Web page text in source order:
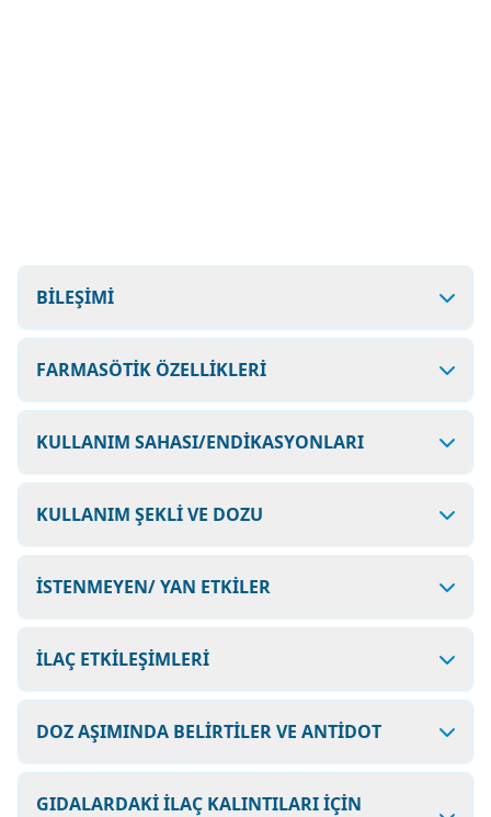
BİLEŞİMİ
FARMASÖTİK ÖZELLİKLERİ
KULLANIM SAHASI/ENDİKASYONLARI
KULLANIM ŞEKLİ VE DOZU
İSTENMEYEN/ YAN ETKİLER
İLAÇ ETKİLEŞİMLERİ
DOZ AŞIMINDA BELİRTİLER VE ANTİDOT
GIDALARDAKİ İLAÇ KALINTILARI İÇİN